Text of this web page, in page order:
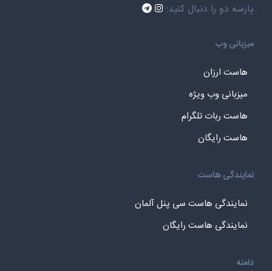
پارسه دو را دنبال کنید:
میزبانی وب
هاست ارزان
میزبانی وب ویژه
هاست ربات تلگرام
هاست رایگان
نمایندگی هاست
نمایندگی هاست سی پنل آلمان
نمایندگی هاست رایگان
دامنه